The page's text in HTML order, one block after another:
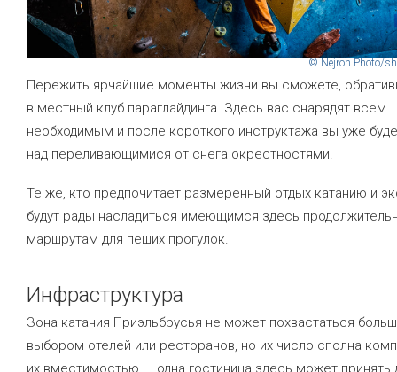
© Nejron Photo/
Пережить ярчайшие моменты жизни вы сможете,
в местный клуб параглайдинга. Здесь вас снарядят всем
необходимым и после короткого инструктажа вы уже
над переливающимися от снега окрестностями.
Те же, кто предпочитает размеренный отдых катанию и
будут рады насладиться имеющимся здесь
маршрутам для пеших прогулок.
Инфраструктура
Зона катания Приэльбрусья не может похвастаться
выбором отелей или ресторанов, но их число сполна
их вместимостью — одна гостиница здесь может принять